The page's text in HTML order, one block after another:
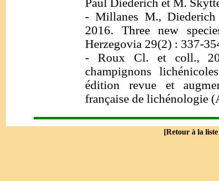
Paul Diederich et M.
- Millanes M.,
2016. Three new
Herzegovia 29(2) : 337-
- Roux Cl. et coll.,
champignons
édition revue et
française de lichénologie
[Retour à la liste